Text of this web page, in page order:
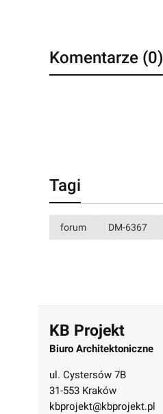
Komentarze (0)
Tagi
forum DM-6367
KB Projekt
Biuro Architektoniczne
ul. Cystersów 7B
31-553 Kraków
kbprojekt@kbprojekt.pl